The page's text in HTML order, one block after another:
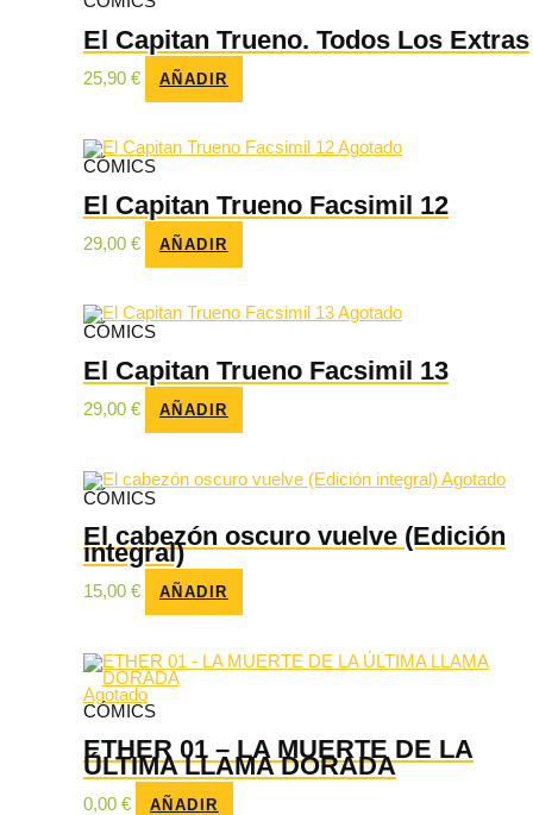
El Capitan Trueno. Todos Los Extras
25,90 € AÑADIR
Agotado
CÓMICS
El Capitan Trueno Facsimil 12
29,00 € AÑADIR
Agotado
CÓMICS
El Capitan Trueno Facsimil 13
29,00 € AÑADIR
Agotado
CÓMICS
El cabezón oscuro vuelve (Edición
integral)
15,00 € AÑADIR
Agotado
CÓMICS
ETHER 01 – LA MUERTE DE LA
ÚLTIMA LLAMA DORADA
0,00 € AÑADIR